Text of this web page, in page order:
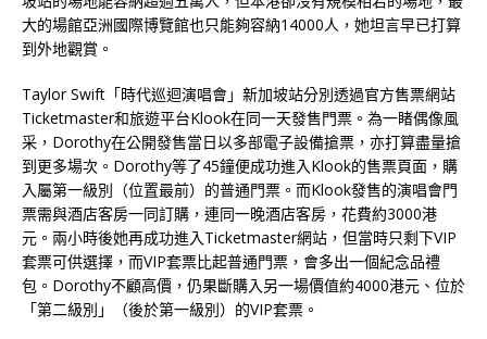
大的場館亞洲國際博覽館也只能夠容納14000人，她坦言早已打算
到外地觀賞。
Taylor Swift「時代巡迴演唱會」新加坡站分別透過官方售票網站
Ticketmaster和旅遊平台Klook在同一天發售門票。為一睹偶像風
采，Dorothy在公開發售當日以多部電子設備搶票，亦打算盡量搶
到更多場次。Dorothy等了45鐘便成功進入Klook的售票頁面，購
入屬第一級別（位置最前）的普通門票。而Klook發售的演唱會門
票需與酒店客房一同訂購，連同一晚酒店客房，花費約3000港
元。兩小時後她再成功進入Ticketmaster網站，但當時只剩下VIP
套票可供選擇，而VIP套票比起普通門票，會多出一個紀念品禮
包。Dorothy不顧高價，仍果斷購入另一場價值約4000港元、位於
「第二級別」（後於第一級別）的VIP套票。